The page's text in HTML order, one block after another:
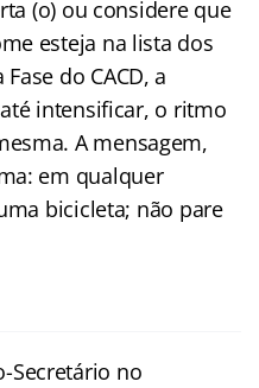
(o) ou considere que
esteja na lista dos
do CACD, a
intensificar, o ritmo
A mensagem,
em qualquer
bicicleta; não pare
Secretário no